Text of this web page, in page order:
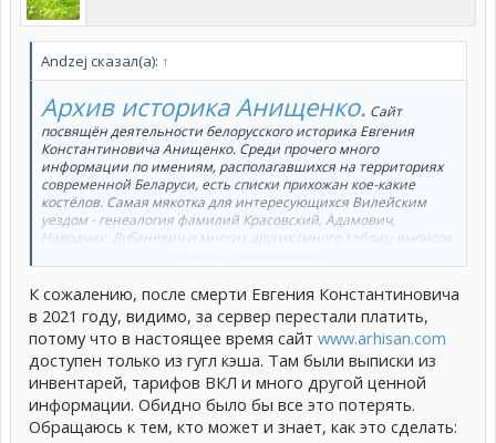
Andzej сказал(а): ↑
Архив историка Анищенко. Сайт
посвящён деятельности белорусского историка Евгения
Константиновича Анищенко. Среди прочего много
информации по имениям, располагавшихся на территориях
современной Беларуси, есть списки прихожан кое-какие
костёлов. Самая мякотка для интересующихся Вилейским
уездом - генеалогия фамилий Красовский, Адамович,
Наводчик, Дубаневич и многих других (много таблиц-выписок
жён и фамилии воспитанников). Ареал фамилий -
окрестности Долгинова.
К сожалению, после смерти Евгения Константиновича
в 2021 году, видимо, за сервер перестали платить,
потому что в настоящее время сайт www.arhisan.com
доступен только из гугл кэша. Там были выписки из
инвентарей, тарифов ВКЛ и много другой ценной
информации. Обидно было бы все это потерять.
Обращаюсь к тем, кто может и знает, как это сделать: